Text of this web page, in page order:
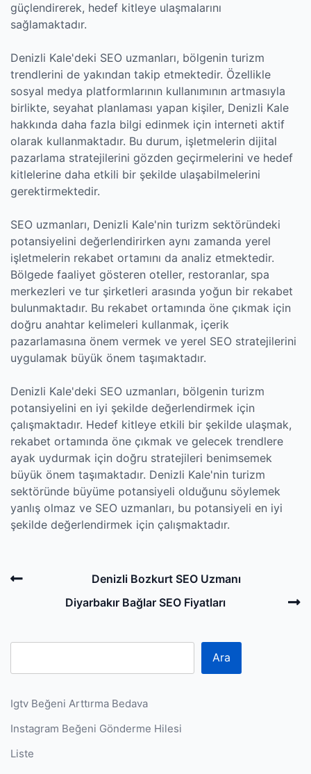
güçlendirerek, hedef kitleye ulaşmalarını
sağlamaktadır.
Denizli Kale'deki SEO uzmanları, bölgenin turizm
trendlerini de yakından takip etmektedir. Özellikle
sosyal medya platformlarının kullanımının artmasıyla
birlikte, seyahat planlaması yapan kişiler, Denizli Kale
hakkında daha fazla bilgi edinmek için interneti aktif
olarak kullanmaktadır. Bu durum, işletmelerin dijital
pazarlama stratejilerini gözden geçirmelerini ve hedef
kitlelerine daha etkili bir şekilde ulaşabilmelerini
gerektirmektedir.
SEO uzmanları, Denizli Kale'nin turizm sektöründeki
potansiyelini değerlendirirken aynı zamanda yerel
işletmelerin rekabet ortamını da analiz etmektedir.
Bölgede faaliyet gösteren oteller, restoranlar, spa
merkezleri ve tur şirketleri arasında yoğun bir rekabet
bulunmaktadır. Bu rekabet ortamında öne çıkmak için
doğru anahtar kelimeleri kullanmak, içerik
pazarlamasına önem vermek ve yerel SEO stratejilerini
uygulamak büyük önem taşımaktadır.
Denizli Kale'deki SEO uzmanları, bölgenin turizm
potansiyelini en iyi şekilde değerlendirmek için
çalışmaktadır. Hedef kitleye etkili bir şekilde ulaşmak,
rekabet ortamında öne çıkmak ve gelecek trendlere
ayak uydurmak için doğru stratejileri benimsemek
büyük önem taşımaktadır. Denizli Kale'nin turizm
sektöründe büyüme potansiyeli olduğunu söylemek
yanlış olmaz ve SEO uzmanları, bu potansiyeli en iyi
şekilde değerlendirmek için çalışmaktadır.
Post
navigation
Previous
Denizli Bozkurt SEO Uzmanı
Diyarbakır Bağlar SEO Fiyatları
Ara
Igtv Beğeni Arttırma Bedava
Instagram Beğeni Gönderme Hilesi
Liste